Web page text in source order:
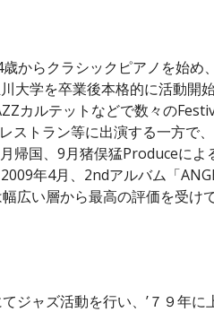
からクラシックピアノを始め
大学を卒業後本格的に活動開
カルテットなどで数々の
ストラン等に出演する一方で
帰国、9月猪俣猛Produceに
年4月、2ndアルバム「
広い層から最高の評価を受けて
ジャズ活動を行い、’７９年に